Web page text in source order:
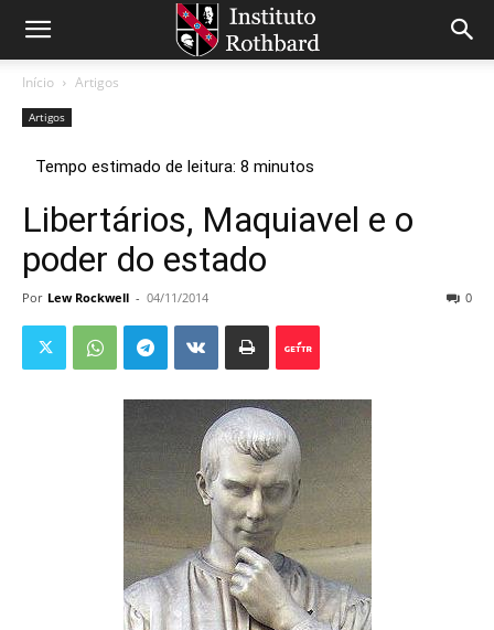
Início Artigos
Artigos
Libertários, Maquiavel e o
poder do estado
Por Lew Rockwell - 04/11/2014 0